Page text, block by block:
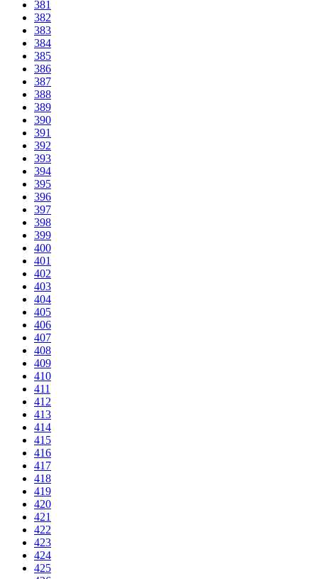
381
382
383
384
385
386
387
388
389
390
391
392
393
394
395
396
397
398
399
400
401
402
403
404
405
406
407
408
409
410
411
412
413
414
415
416
417
418
419
420
421
422
423
424
425